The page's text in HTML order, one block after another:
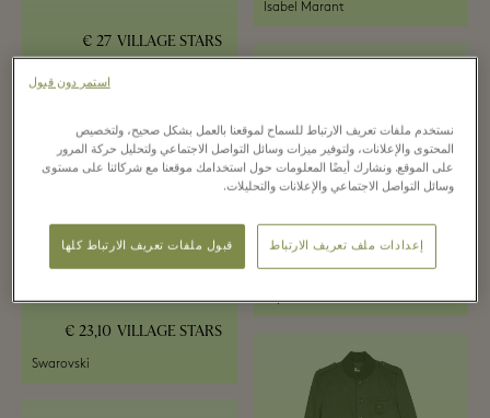
Isabel Marant
VILLAGE STARS
27 €
Pepe Jeans London
VILLAGE STARS
27 €
Pepe Jeans London
VILLAGE STARS
23,10 €
Swarovski
نستخدم ملفات تعريف الارتباط للسماح لموقعنا بالعمل بشكل صحيح، ولتخصيص
المحتوى والإعلانات، ولتوفير ميزات وسائل التواصل الاجتماعي ولتحليل حركة المرور
على الموقع. ونشارك أيضًا المعلومات حول استخدامك موقعنا مع شركائنا على مستوى
وسائل التواصل الاجتماعي والإعلانات والتحليلات.
إعدادات ملف تعريف الارتباط قبول ملفات تعريف الارتباط كلها
استمر دون قبول